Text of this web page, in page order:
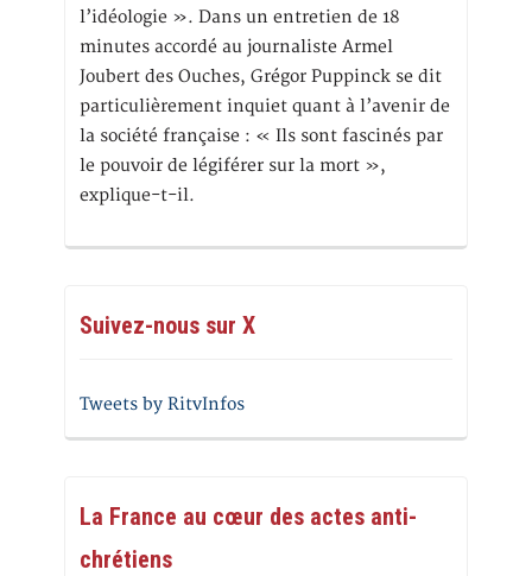
l’idéologie ». Dans un entretien de 18
minutes accordé au journaliste Armel
Joubert des Ouches, Grégor Puppinck se dit
particulièrement inquiet quant à l’avenir de
la société française : « Ils sont fascinés par
le pouvoir de légiférer sur la mort »,
explique-t-il.
Suivez-nous sur X
Tweets by RitvInfos
La France au cœur des actes anti-
chrétiens